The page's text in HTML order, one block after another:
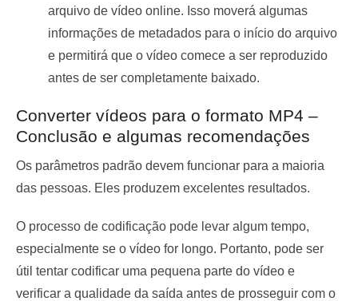
arquivo de vídeo online. Isso moverá algumas
informações de metadados para o início do arquivo
e permitirá que o vídeo comece a ser reproduzido
antes de ser completamente baixado.
Converter vídeos para o formato MP4 –
Conclusão e algumas recomendações
Os parâmetros padrão devem funcionar para a maioria
das pessoas. Eles produzem excelentes resultados.
O processo de codificação pode levar algum tempo,
especialmente se o vídeo for longo. Portanto, pode ser
útil tentar codificar uma pequena parte do vídeo e
verificar a qualidade da saída antes de prosseguir com o